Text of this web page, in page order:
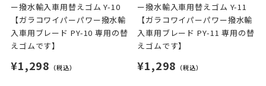
ー撥水輸入車用替えゴム Y-10
【ガラコワイパーパワー撥水輸
入車用ブレード PY-10 専用の替
えゴムです】
¥1,298 （税込）
ー撥水輸入車用替えゴム Y-11
【ガラコワイパーパワー撥水輸
入車用ブレード PY-11 専用の替
えゴムです】
¥1,298 （税込）